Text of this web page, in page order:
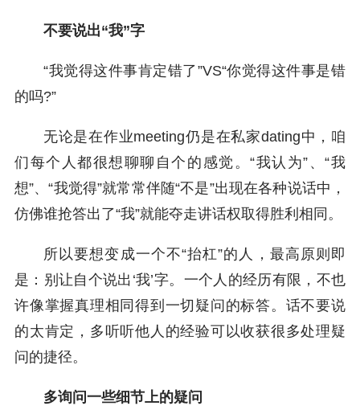
不要说出“我”字
“我觉得这件事肯定错了”VS“你觉得这件事是错
的吗?”
无论是在作业meeting仍是在私家dating中，咱
们每个人都很想聊聊自个的感觉。“我认为”、“我
想”、“我觉得”就常常伴随“不是”出现在各种说话中，
仿佛谁抢答出了“我”就能夺走讲话权取得胜利相同。
所以要想变成一个不“抬杠”的人，最高原则即
是：别让自个说出‘我’字。一个人的经历有限，不也
许像掌握真理相同得到一切疑问的标答。话不要说
的太肯定，多听听他人的经验可以收获很多处理疑
问的捷径。
多询问一些细节上的疑问